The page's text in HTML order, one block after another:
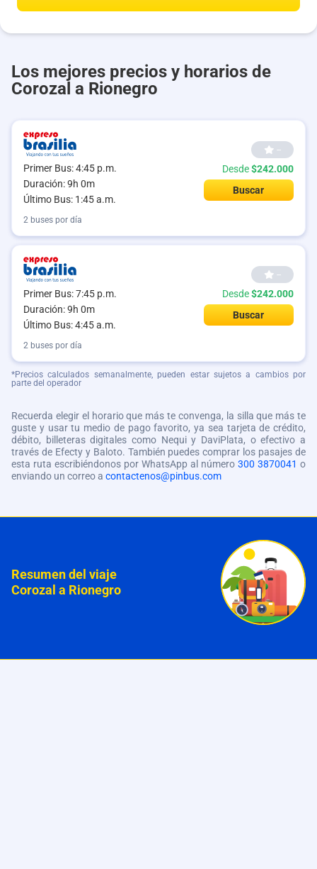
Los mejores precios y horarios de
Corozal a Rionegro
Primer Bus: 4:45 p.m.
Duración: 9h 0m
Último Bus: 1:45 a.m.
--
Desde$242.000
Buscar
2 buses por día
Primer Bus: 7:45 p.m.
Duración: 9h 0m
Último Bus: 4:45 a.m.
--
Desde$242.000
Buscar
2 buses por día
*Precios calculados semanalmente, pueden estar sujetos a cambios por
parte del operador
Recuerda elegir el horario que más te convenga, la silla que más te
guste y usar tu medio de pago favorito, ya sea tarjeta de crédito,
débito, billeteras digitales como Nequi y DaviPlata, o efectivo a
través de Efecty y Baloto. También puedes comprar los pasajes de
esta ruta escribiéndonos por WhatsApp al número 300 3870041 o
enviando un correo a contactenos@pinbus.com
Resumen del viaje
Corozal a Rionegro